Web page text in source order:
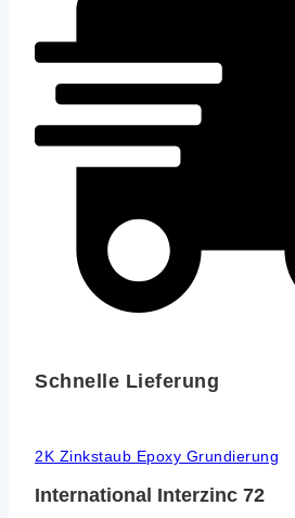
Schnelle Lieferung
2K Zinkstaub Epoxy Grundierung
International Interzinc 72